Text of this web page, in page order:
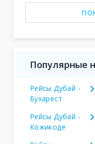
Популярные
Рейсы Дубай -
Бухарест
Рейсы Дубай -
Кожикоде